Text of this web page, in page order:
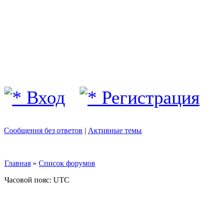
Вход Регистрация
Сообщения без ответов | Активные темы
Главная » Список форумов
Часовой пояс: UTC